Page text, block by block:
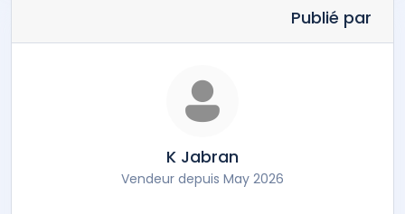
Publié par
K Jabran
Vendeur depuis May 2026